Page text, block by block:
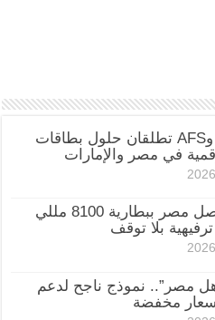
Mastercard وAFS تطلقان حلول بطاقات
في مصر والإمارات
vivo Y500 يصل مصر ببطارية 8100 مللي
ترفيهية بلا توقف
مصر”.. نموذج ناجح لدعم
مخفضة